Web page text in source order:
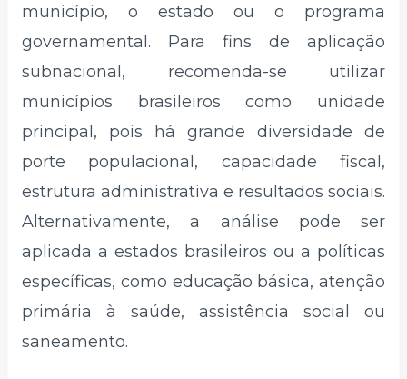
município, o estado ou o programa
governamental. Para fins de aplicação
subnacional, recomenda-se utilizar
municípios brasileiros como unidade
principal, pois há grande diversidade de
porte populacional, capacidade fiscal,
estrutura administrativa e resultados sociais.
Alternativamente, a análise pode ser
aplicada a estados brasileiros ou a políticas
específicas, como educação básica, atenção
primária à saúde, assistência social ou
saneamento.